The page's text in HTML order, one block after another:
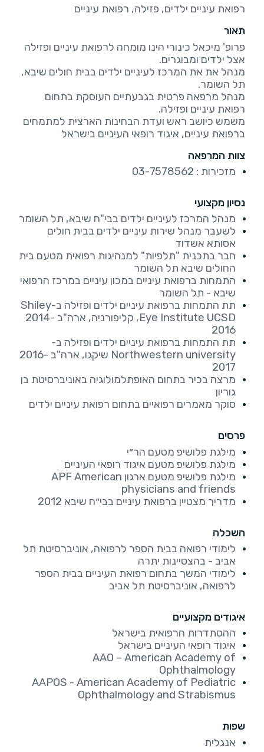
רפואת עיניים ילדים, פזילה, רפואת עיניים
תאור
פרופ' מיכאל כינורי הינו מומחה לרפואת עיניים ופזילה
מנהל את את המרכז לעיניים ילדים בבית חולים שיבא,
מנהל מרפאה פרטית בגבעתיים העוסקת בתחום
משמש כיושב ראש ועדת הבחינות הארצית למתמחים
ברפואת עיניים, איגוד רופאי העיניים בישראל
צוות המרפאה
מזכירות : 03-7578562
נסיון מקצועי
מנהל המרכז לעיניים ילדים בבי"ח שיבא, תל השומר
לשעבר מנהל שירות עיניים ילדים בבית חולים
אסותא אשדוד
חבר בתכנית "תלפיות" למנהיגות רפואית מטעם בית
החולים שיבא תל השומר
התמחות ברפואת עיניים במכון עיניים במרכז הרפואי
שיבא - תל השומר
תת התמחות ברפואת עיניים ילדים ופזילה ב-Shiley
Eye Institute UCSD, קליפורניה, ארה"ב 2014-
2016
תת התמחות ברפואת עיניים ילדים ופזילה ב-
Northwestern university שיקגו, ארה"ב 2016-
2017
מרצה בכיר בתחום האופתלמולוגיה באוניברסיטת בן
גוריון
סוקר מאמרים רפואיים בתחום רפואת עיניים ילדים
פרסים
מילגת פלושיפ מטעם הר״י
מילגת פלושיפ מטעם איגוד רופאי העיניים
מילגת פלושיפ מטעם ארגון APF American
physicians and friends
מדריך מצטיין ברפואת עיניים בבי״ח שיבא 2012
השכלה
לימודי רפואה בבית הספר לרפואה, אוניברסיטת תל
אביב - בהצטיינות יתרה
לימודי המשך בתחום רפואת העיניים בבית הספר
לרפואה, אוניברסיטת תל אביב
איגודים מקצועיים
ההסתדרות הרפואית בישראל
איגוד רופאי העיניים בישראל
AAO – American Academy of
Ophthalmology
AAPOS - American Academy of Pediatric
Ophthalmology and Strabismus
שפות
אנגלית